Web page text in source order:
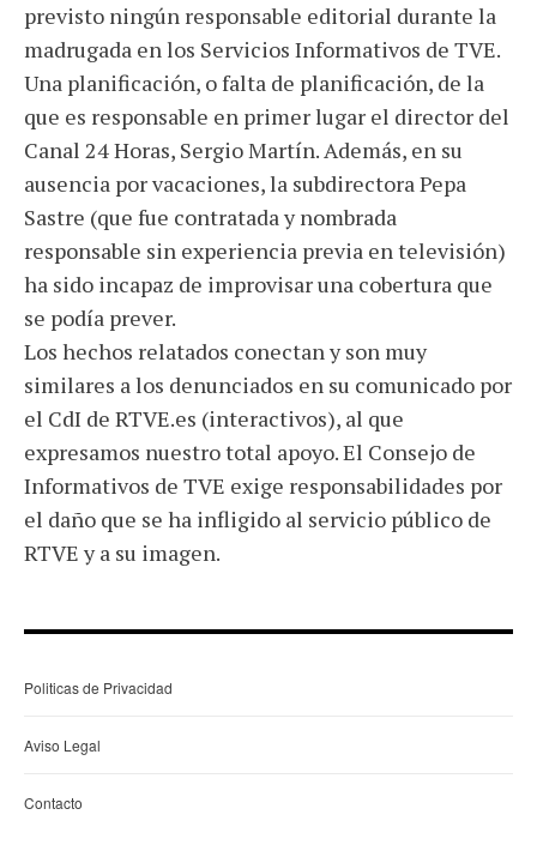
previsto ningún responsable editorial durante la
madrugada en los Servicios Informativos de TVE.
Una planificación, o falta de planificación, de la
que es responsable en primer lugar el director del
Canal 24 Horas, Sergio Martín. Además, en su
ausencia por vacaciones, la subdirectora Pepa
Sastre (que fue contratada y nombrada
responsable sin experiencia previa en televisión)
ha sido incapaz de improvisar una cobertura que
se podía prever.
Los hechos relatados conectan y son muy
similares a los denunciados en su comunicado por
el CdI de RTVE.es (interactivos), al que
expresamos nuestro total apoyo. El Consejo de
Informativos de TVE exige responsabilidades por
el daño que se ha infligido al servicio público de
RTVE y a su imagen.
Politicas de Privacidad
Aviso Legal
Contacto